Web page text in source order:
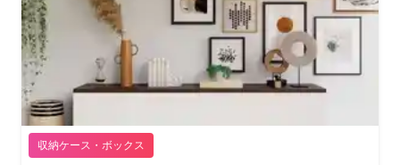
収納ケース・ボックス